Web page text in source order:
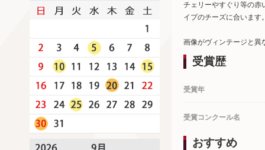
チェリーやすぐり等の赤
イプのチーズに合います
画像がヴィンテージと異
受賞歴
受賞年
受賞コンクール名
おすすめ